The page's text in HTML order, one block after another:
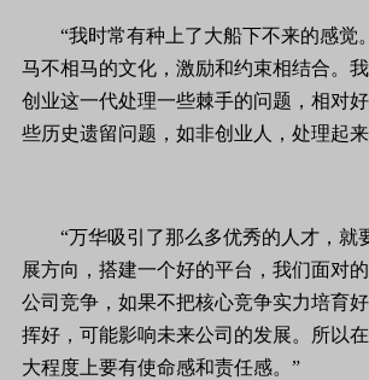
“我时常有种上了大船下不来的感觉
马不相马的文化，激励和约束相结合。
创业这一代处理一些棘手的问题，相对
些历史遗留问题，如非创业人，处理起
“万华吸引了那么多优秀的人才，就
展方向，搭建一个好的平台，我们面对
公司竞争，如果不把核心竞争实力培育
挥好，可能影响未来公司的发展。所以
大程度上要有使命感和责任感。”